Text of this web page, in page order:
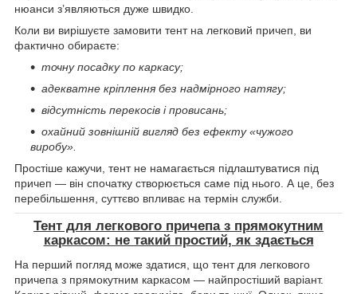
нюанси з’являються дуже швидко.
Коли ви вирішуєте замовити тент на легковий причеп, ви
фактично обираєте:
точну посадку по каркасу;
адекватне кріплення без надмірного натягу;
відсутність перекосів і провисань;
охайний зовнішній вигляд без ефекту «чужого
виробу».
Простіше кажучи, тент не намагається підлаштуватися під
причеп — він спочатку створюється саме під нього. А це, без
перебільшення, суттєво впливає на термін служби.
Тент для легкового причепа з прямокутним
каркасом: не такий простий, як здається
На перший погляд може здатися, що тент для легкового
причепа з прямокутним каркасом — найпростіший варіант.